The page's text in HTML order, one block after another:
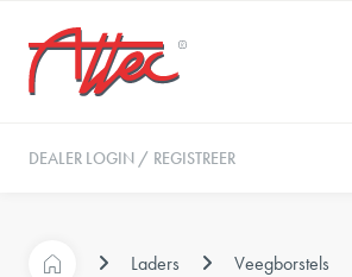
DEALER LOGIN / REGISTREER
Laders
Veegborstels